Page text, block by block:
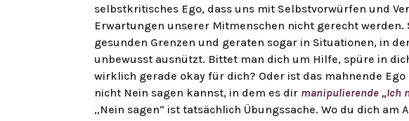
selbstkritisches Ego, dass uns mit Selbstvorwürfen und
Erwartungen unserer Mitmenschen nicht gerecht werden.
gesunden Grenzen und geraten sogar in Situationen, in
unbewusst ausnützt. Bittet man dich um Hilfe, spüre in
wirklich gerade okay für dich? Oder ist das mahnende
nicht Nein sagen kannst, in dem es dir manipulierende „Ich
„Nein sagen“ ist tatsächlich Übungssache. Wo du dich